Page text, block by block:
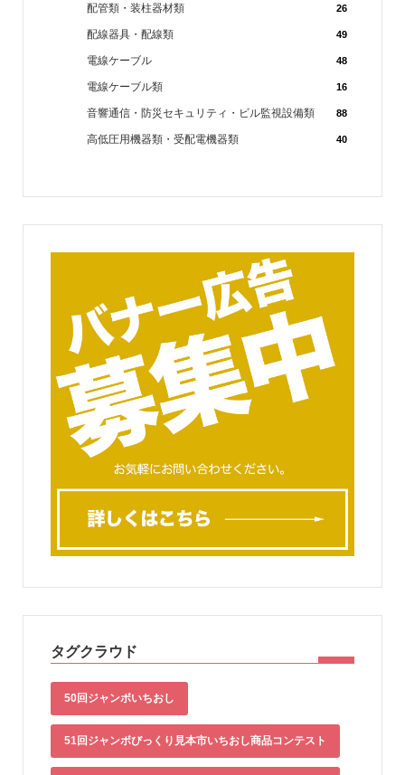
配管類・装柱器材類 26
配線器具・配線類 49
電線ケーブル 48
電線ケーブル類 16
音響通信・防災セキュリティ・ビル監視設備類 88
高低圧用機器類・受配電機器類 40
タグクラウド
50回ジャンボいちおし
51回ジャンボびっくり見本市いちおし商品コンテスト